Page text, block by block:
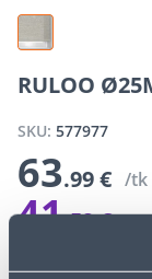
RULOO
SKU: 577977
63.99 € /tk
41.59 €
Discount22.40 €
E-shop